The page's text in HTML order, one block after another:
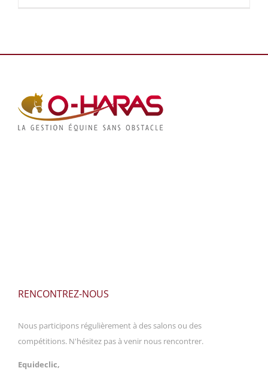
RENCONTREZ-NOUS
Nous participons régulièrement à des salons ou des
compétitions. N'hésitez pas à venir nous rencontrer.
Equideclic,